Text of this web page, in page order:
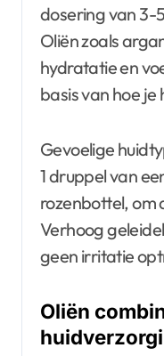
dosering van 3-
Oliën zoals
hydratatie en
basis van hoe je
Gevoelige
1 druppel van
rozenbottel, om
Verhoog
geen irritatie
Oliën